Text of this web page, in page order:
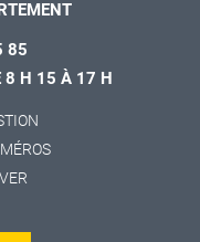
85
8 H 15 À 17 H